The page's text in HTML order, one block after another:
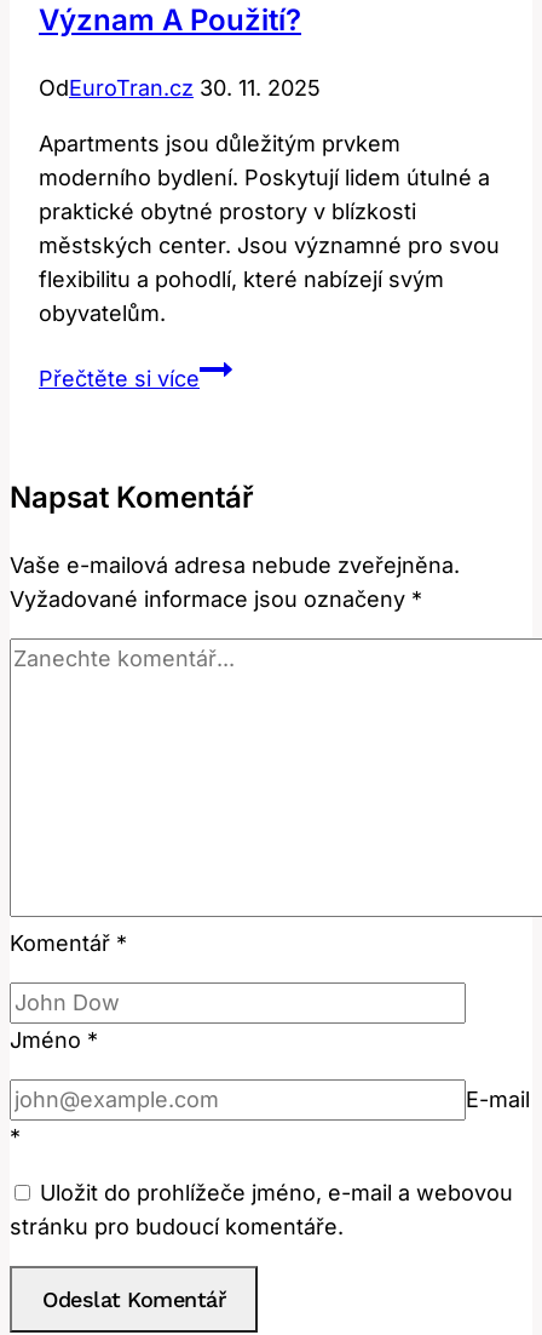
Význam A Použití?
OdEuroTran.cz 30. 11. 2025
Apartments jsou důležitým prvkem
moderního bydlení. Poskytují lidem útulné a
praktické obytné prostory v blízkosti
městských center. Jsou významné pro svou
flexibilitu a pohodlí, které nabízejí svým
obyvatelům.
Přečtěte si víceApartments:
význam
použití?
Napsat Komentář
Vaše e-mailová adresa nebude zveřejněna.
Vyžadované informace jsou označeny *
Komentář *
Jméno *
E-mail
*
Uložit do prohlížeče jméno, e-mail a webovou
stránku pro budoucí komentáře.